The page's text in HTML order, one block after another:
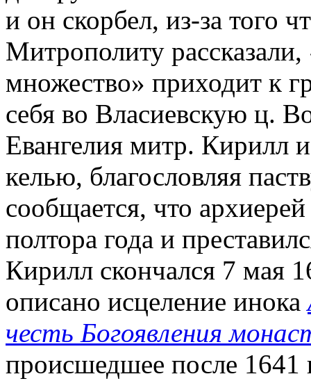
и он скорбел, из-за того
Митрополиту
множество» приходит к
себя во Власиевскую ц.
Евангелия митр. Кирилл
келью, благословляя
сообщается, что
полтора года и
Кирилл скончался 7 мая
описано исцеление инока
честь Богоявления
происшедшее после 1641